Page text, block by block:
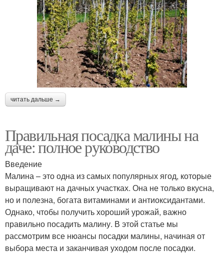
читать дальше →
Правильная посадка малины на
даче: полное руководство
Введение
Малина – это одна из самых популярных ягод, которые
выращивают на дачных участках. Она не только вкусна,
но и полезна, богата витаминами и антиоксидантами.
Однако, чтобы получить хороший урожай, важно
правильно посадить малину. В этой статье мы
рассмотрим все нюансы посадки малины, начиная от
выбора места и заканчивая уходом после посадки.